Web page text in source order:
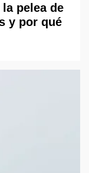
pelea de
y por qué